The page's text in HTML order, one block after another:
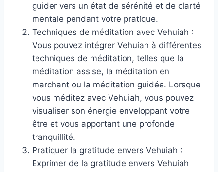
guider vers un état de sérénité et de clarté
mentale pendant votre pratique.
Techniques de méditation avec Vehuiah :
Vous pouvez intégrer Vehuiah à différentes
techniques de méditation, telles que la
méditation assise, la méditation en
marchant ou la méditation guidée. Lorsque
vous méditez avec Vehuiah, vous pouvez
visualiser son énergie enveloppant votre
être et vous apportant une profonde
tranquillité.
Pratiquer la gratitude envers Vehuiah :
Exprimer de la gratitude envers Vehuiah